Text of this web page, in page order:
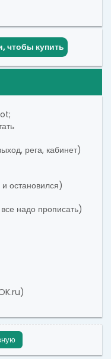
чтобы купить
рега, кабинет)
остановился)
надо прописать)